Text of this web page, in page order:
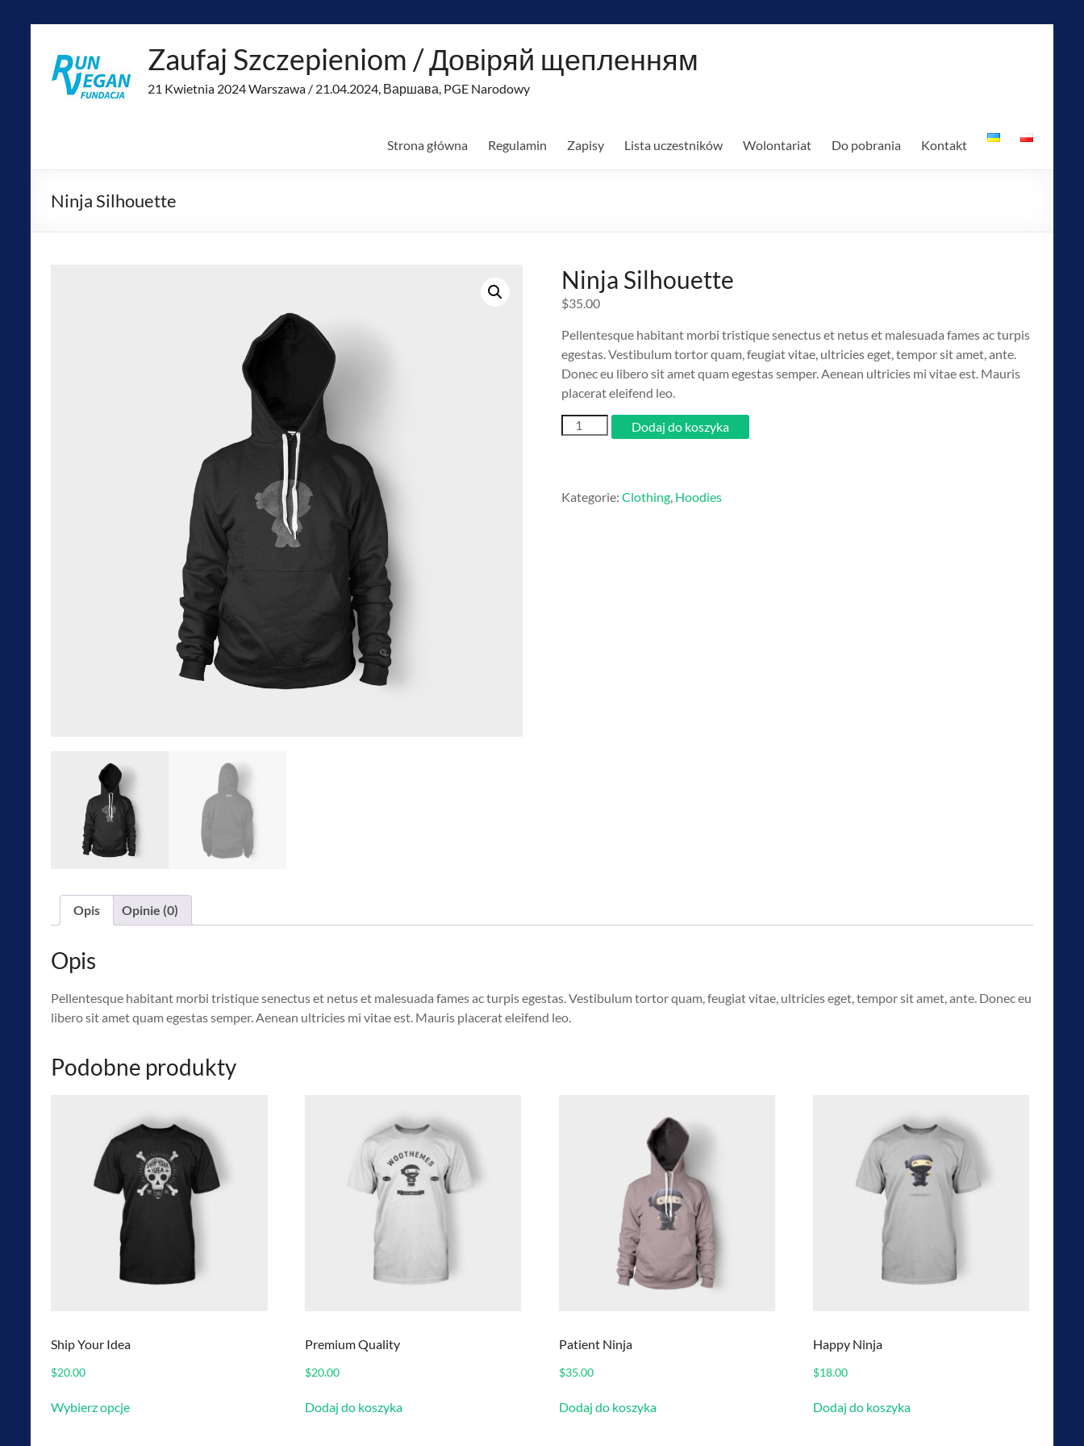
content
Zaufaj Szczepieniom / Довіряй щепленням
21 Kwietnia 2024 Warszawa / 21.04.2024, Варшава, PGE Narodowy
Strona główna Regulamin Zapisy Lista uczestników Wolontariat Do pobrania Kontakt
Ninja Silhouette
Ninja Silhouette
$35.00
Pellentesque habitant morbi tristique senectus et netus et malesuada fames ac turpis
egestas. Vestibulum tortor quam, feugiat vitae, ultricies eget, tempor sit amet, ante.
Donec eu libero sit amet quam egestas semper. Aenean ultricies mi vitae est. Mauris
placerat eleifend leo.
ilość
Ninja
Dodaj do koszyka
Kategorie:Clothing, Hoodies
Opis Opinie (0)
Opis
Pellentesque habitant morbi tristique senectus et netus et malesuada fames ac turpis egestas. Vestibulum tortor quam, feugiat vitae, ultricies eget, tempor sit amet, ante. Donec eu
libero sit amet quam egestas semper. Aenean ultricies mi vitae est. Mauris placerat eleifend leo.
Podobne produkty
Ship Your Idea
$20.00
Wybierz opcjeprodukt
Premium Quality
$20.00
Dodaj do koszyka
Patient Ninja
$35.00
Dodaj do koszyka
Happy Ninja
$18.00
Dodaj do koszyka